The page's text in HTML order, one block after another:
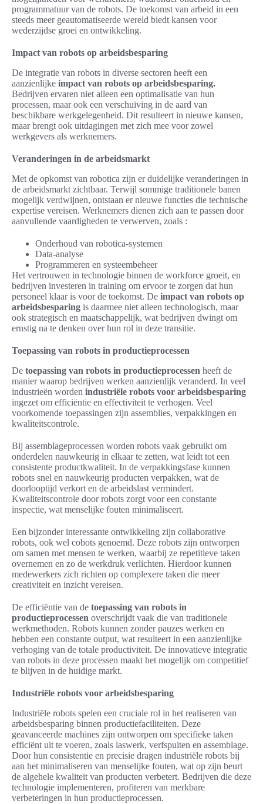
programmatuur van de robots. De toekomst van arbeid in een
steeds meer geautomatiseerde wereld biedt kansen voor
wederzijdse groei en ontwikkeling.
Impact van robots op arbeidsbesparing
De integratie van robots in diverse sectoren heeft een
aanzienlijke impact van robots op arbeidsbesparing.
Bedrijven ervaren niet alleen een optimalisatie van hun
processen, maar ook een verschuiving in de aard van
beschikbare werkgelegenheid. Dit resulteert in nieuwe kansen,
maar brengt ook uitdagingen met zich mee voor zowel
werkgevers als werknemers.
Veranderingen in de arbeidsmarkt
Met de opkomst van robotica zijn er duidelijke veranderingen in
de arbeidsmarkt zichtbaar. Terwijl sommige traditionele banen
mogelijk verdwijnen, ontstaan er nieuwe functies die technische
expertise vereisen. Werknemers dienen zich aan te passen door
aanvullende vaardigheden te verwerven, zoals :
Onderhoud van robotica-systemen
Data-analyse
Programmeren en systeembeheer
Het vertrouwen in technologie binnen de workforce groeit, en
bedrijven investeren in training om ervoor te zorgen dat hun
personeel klaar is voor de toekomst. De impact van robots op
arbeidsbesparing is daarmee niet alleen technologisch, maar
ook strategisch en maatschappelijk, wat bedrijven dwingt om
ernstig na te denken over hun rol in deze transitie.
Toepassing van robots in productieprocessen
De toepassing van robots in productieprocessen heeft de
manier waarop bedrijven werken aanzienlijk veranderd. In veel
industrieën worden industriële robots voor arbeidsbesparing
ingezet om efficiëntie en effectiviteit te verhogen. Veel
voorkomende toepassingen zijn assemblies, verpakkingen en
kwaliteitscontrole.
Bij assemblageprocessen worden robots vaak gebruikt om
onderdelen nauwkeurig in elkaar te zetten, wat leidt tot een
consistente productkwaliteit. In de verpakkingsfase kunnen
robots snel en nauwkeurig producten verpakken, wat de
doorlooptijd verkort en de arbeidslast vermindert.
Kwaliteitscontrole door robots zorgt voor een constante
inspectie, wat menselijke fouten minimaliseert.
Een bijzonder interessante ontwikkeling zijn collaborative
robots, ook wel cobots genoemd. Deze robots zijn ontworpen
om samen met mensen te werken, waarbij ze repetitieve taken
overnemen en zo de werkdruk verlichten. Hierdoor kunnen
medewerkers zich richten op complexere taken die meer
creativiteit en inzicht vereisen.
De efficiëntie van de toepassing van robots in
productieprocessen overschrijdt vaak die van traditionele
werkmethoden. Robots kunnen zonder pauzes werken en
hebben een constante output, wat resulteert in een aanzienlijke
verhoging van de totale productiviteit. De innovatieve integratie
van robots in deze processen maakt het mogelijk om competitief
te blijven in de huidige markt.
Industriële robots voor arbeidsbesparing
Industriële robots spelen een cruciale rol in het realiseren van
arbeidsbesparing binnen productiefaciliteiten. Deze
geavanceerde machines zijn ontworpen om specifieke taken
efficiënt uit te voeren, zoals laswerk, verfspuiten en assemblage.
Door hun consistentie en precisie dragen industriële robots bij
aan het minimaliseren van menselijke fouten, wat op zijn beurt
de algehele kwaliteit van producten verbetert. Bedrijven die deze
technologie implementeren, profiteren van merkbare
verbeteringen in hun productieprocessen.